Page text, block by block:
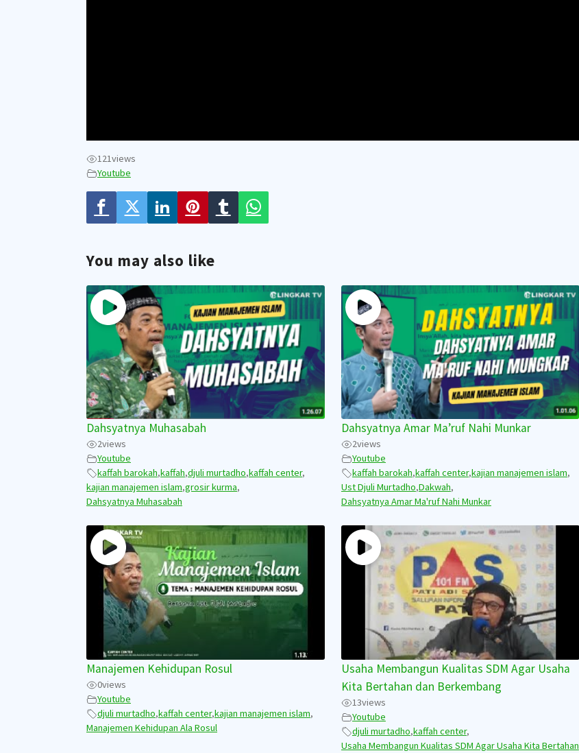
121views
Youtube
You may also like
Dahsyatnya Muhasabah
2views
Youtube
kaffah barokah,kaffah,djuli murtadho,kaffah center,
kajian manajemen islam,grosir kurma,
Dahsyatnya Muhasabah
Dahsyatnya Amar Ma’ruf Nahi Munkar
2views
Youtube
kaffah barokah,kaffah center,kajian manajemen islam,
Ust Djuli Murtadho,Dakwah,
Dahsyatnya Amar Ma'ruf Nahi Munkar
Manajemen Kehidupan Rosul
0views
Youtube
djuli murtadho,kaffah center,kajian manajemen islam,
Manajemen Kehidupan Ala Rosul
Usaha Membangun Kualitas SDM Agar Usaha
Kita Bertahan dan Berkembang
13views
Youtube
djuli murtadho,kaffah center,
Usaha Membangun Kualitas SDM Agar Usaha Kita Bertahan